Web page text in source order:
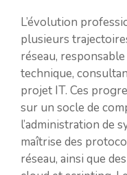
L’évolution
plusieurs
réseau,
technique,
projet IT. Ces
sur un socle de
l’administration de
maîtrise des
réseau, ainsi que